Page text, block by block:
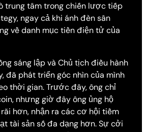
trung tâm trong chiến lược tiếp
ngay cả khi ánh đèn sân
về danh mục tiền điện tử của
sáng lập và Chủ tịch điều hành
đã phát triển góc nhìn của mình
thời gian. Trước đây, ông chỉ
nhưng giờ đây ông ủng hộ
hơn, nhận ra các cơ hội tiềm
tài sản số đa dạng hơn. Sự cởi